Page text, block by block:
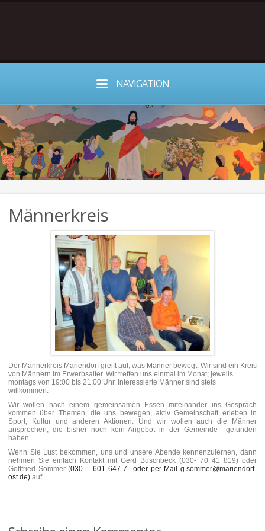
NAVIGATION
Männerkreis
Der Männerkreis Mariendorf greift auf, was Männer bewegt. Wir sind ein Kreis
von Männern im Erwerbsalter. Wir treffen uns einmal im Monat; jeweils
montags von 19:00 bis 21:00 Uhr. Interessierte Männer sind stets
willkommen.
Wir wollen nach einem gemeinsamen Essen miteinander ins Gespräch
kommen über Themen, die uns bewegen, aktiv Gemeinschaft erleben in
Sport, Kultur und anderen Aktionen. Und wir wollen auch die Männer
ansprechen, die bisher noch kein Angebot in der Gemeinde gefunden
haben.
Wenn Sie Lust bekommen, uns und unsere Abende kennenzulernen, dann
nehmen Sie einfach Kontakt mit Gerd Buschbeck (030- 70 41 819) oder
Gottfried Sommer (030 – 601 647 7 oder per Mail g.sommer@mariendorf-
ost.de) auf.